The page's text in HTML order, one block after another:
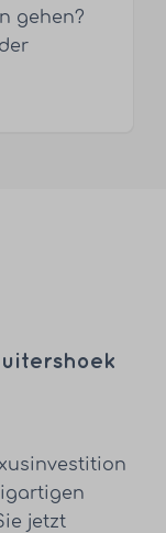
gehen?
jetzt